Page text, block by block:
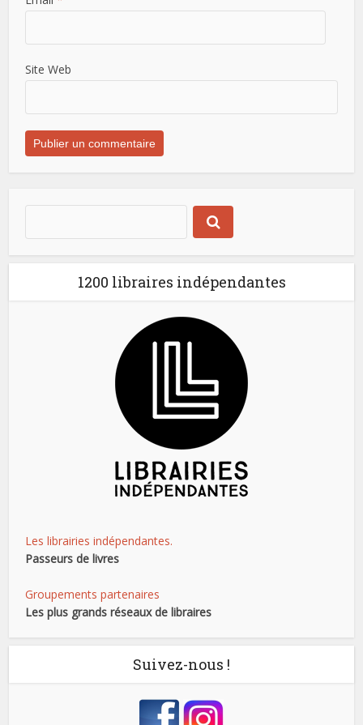
Site Web
1200 libraires indépendantes
Les librairies indépendantes.
Passeurs de livres
Groupements partenaires
Les plus grands réseaux de libraires
Suivez-nous !